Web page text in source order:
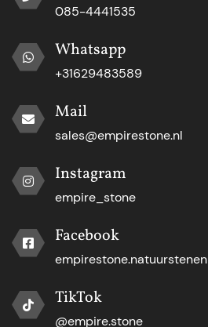
085-4441535
Whatsapp
+31629483589
Mail
sales@empirestone.nl
Instagram
empire_stone
Facebook
empirestone.natuurstenen
TikTok
@empire.stone